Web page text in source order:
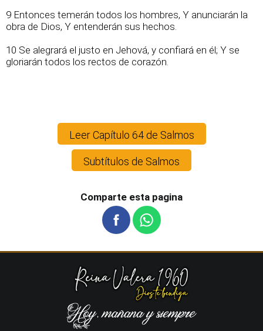
9 Entonces temerán todos los hombres, Y anunciarán la
obra de Dios, Y entenderán sus hechos.
10 Se alegrará el justo en Jehová, y confiará en él; Y se
gloriarán todos los rectos de corazón.
Leer Capítulo 64 de Salmos
Subtítulos de Salmos
Comparte esta pagina